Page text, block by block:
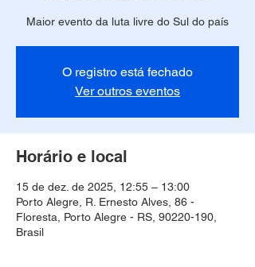
Maior evento da luta livre do Sul do país
O registro está fechado
Ver outros eventos
Horário e local
15 de dez. de 2025, 12:55 – 13:00
Porto Alegre, R. Ernesto Alves, 86 -
Floresta, Porto Alegre - RS, 90220-190,
Brasil